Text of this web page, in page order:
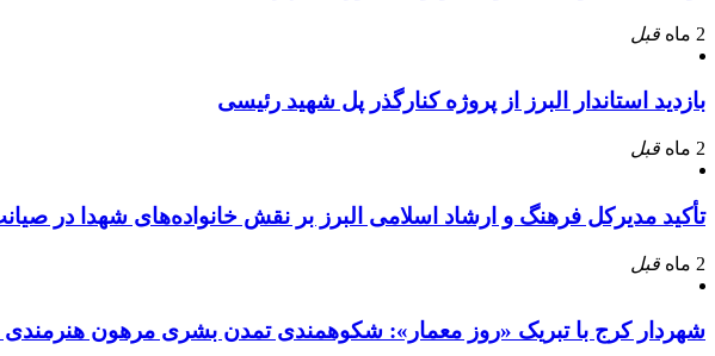
2 ماه قبل
بازدید استاندار البرز از پروژه کنارگذر پل شهید رئیسی
2 ماه قبل
تأکید مدیرکل فرهنگ و ارشاد اسلامی البرز بر نقش خانواده‌های شهدا در
2 ماه قبل
شهردار کرج با تبریک «روز معمار»: شکوهمندی تمدن بشری مرهون هنرمندی